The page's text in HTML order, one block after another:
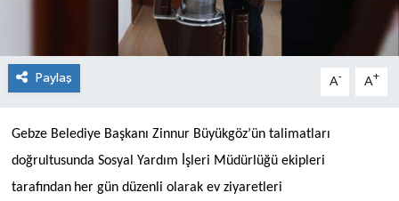
Paylaş A- A+
Gebze Belediye Başkanı Zinnur Büyükgöz’ün talimatları
doğrultusunda Sosyal Yardım İşleri Müdürlüğü ekipleri
tarafından her gün düzenli olarak ev ziyaretleri